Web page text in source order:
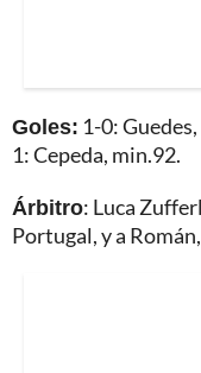
Goles: 1-0:
1: Cepeda, min.92.
Árbitro: Luca
Portugal, y a